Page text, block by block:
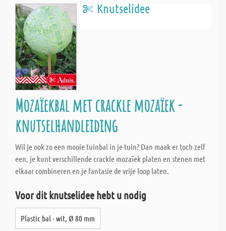
Knutselidee
Mozaïekbal met crackle mozaïek -
knutselhandleiding
Wil je ook zo een mooie tuinbal in je tuin? Dan maak er toch zelf
een, je kunt verschillende crackle mozaïek platen en stenen met
elkaar combineren en je fantasie de vrije loop laten.
Voor dit knutselidee hebt u nodig
Plastic bal - wit, Ø 80 mm